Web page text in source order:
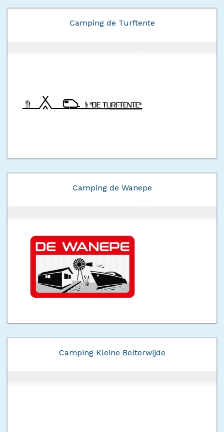
Camping de Turftente
Camping de Wanepe
Camping Kleine Belterwijde